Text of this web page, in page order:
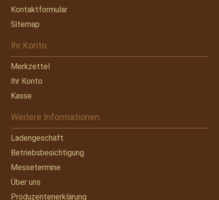
Kontaktformular
Sitemap
Ihr Konto
Merkzettel
Ihr Konto
Kasse
Weitere Informationen
Ladengeschäft
Betriebsbesichtigung
Messetermine
Über uns
Produzentenerklärung